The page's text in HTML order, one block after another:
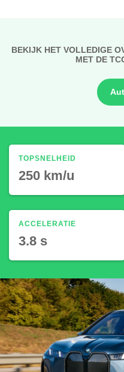
BEKIJK HET VOLLEDIGE
MET DE
TOPSNELHEID
250 km/u
ACCELERATIE
3.8 s